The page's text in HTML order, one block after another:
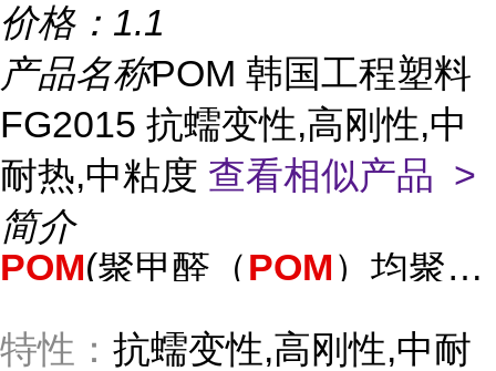
价格： 1.1
产品名称POM 韩国工程塑料
FG2015 抗蠕变性,高刚性,中
耐热,中粘度 查看相似产品 >
简介
POM(聚甲醛（POM）均聚物)
特性： 抗蠕变性,高刚性,中耐